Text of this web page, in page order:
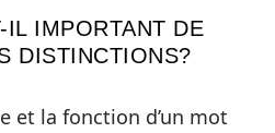
IL IMPORTANT DE
DISTINCTIONS?
et la fonction d’un mot